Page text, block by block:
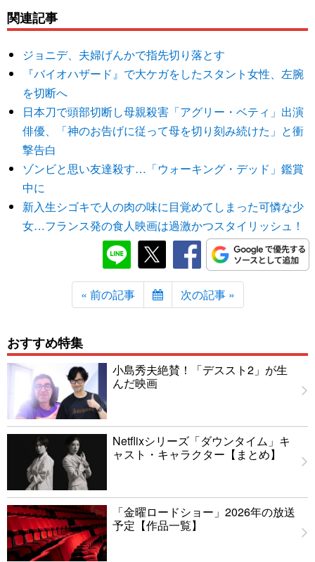
関連記事
ジョニデ、夫婦げんかで指先切り落とす
『バイオハザード』で大ケガをしたスタント女性、左腕
を切断へ
日本刀で頭部切断し母親殺害「アグリー・ベティ」出演
俳優、「神のお告げに従って母を切り刻み続けた」と衝
撃告白
ゾンビと思い友達殺す…「ウォーキング・デッド」鑑賞
中に
新入生シゴキで人の肉の味に目覚めてしまった可憐な少
女…フランス発の食人映画は過激かつスタイリッシュ！
« 前の記事 次の記事 »
おすすめ特集
小島秀夫絶賛！「デススト2」が生
んだ映画
Netflixシリーズ「ダウンタイム」キ
ャスト・キャラクター【まとめ】
「金曜ロードショー」2026年の放送
予定【作品一覧】